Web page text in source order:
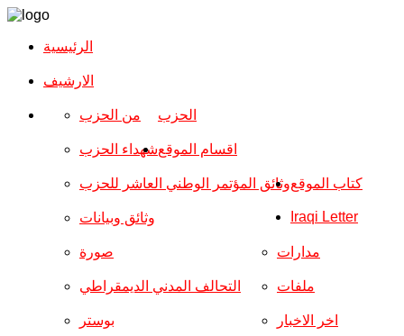
الرئيسية
الارشیف
الحزب من الحزب
شهداء الحزب
وثائق المؤتمر الوطني العاشر للحزب
وثائق وبيانات
اقسام الموقع
صورة
التحالف المدني الديمقراطي
بوستر
مدارات
ملفات
اخر الاخبار
كتاب الموقع
Iraqi Letter